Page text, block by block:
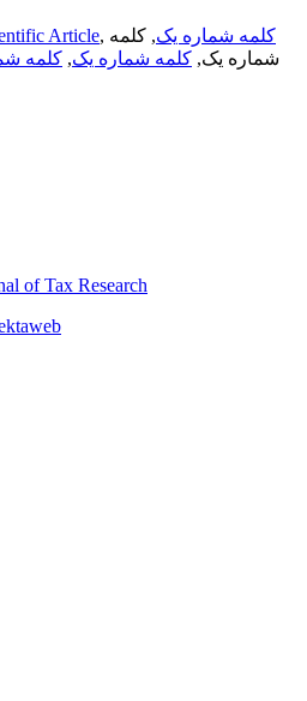
Article, کلمه شماره یک, کلمه
شماره یک, کلمه شماره یک, کلمه
of Tax Research